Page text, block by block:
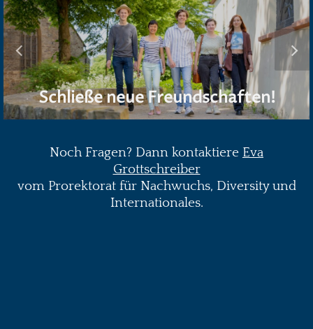
Schließe neue Freundschaften!
Noch Fragen? Dann kontaktiere Eva
Grottschreiber
vom Prorektorat für Nachwuchs, Diversity und
Internationales.